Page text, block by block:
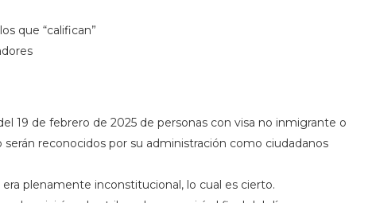
que “califican”
19 de febrero de 2025 de personas con visa no inmigrante o
reconocidos por su administración como ciudadanos
plenamente inconstitucional, lo cual es cierto.